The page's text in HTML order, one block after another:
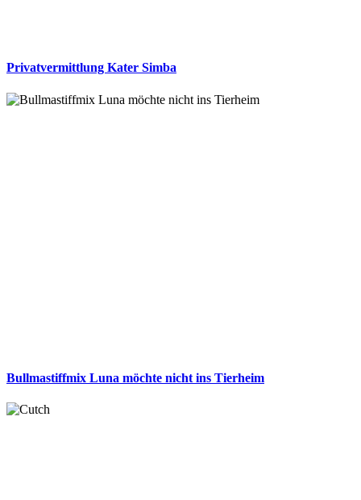
Privatvermittlung Kater Simba
Bullmastiffmix Luna möchte nicht ins Tierheim